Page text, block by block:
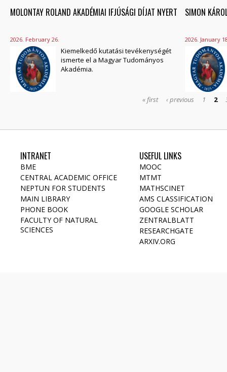
MOLONTAY ROLAND AKADÉMIAI IFJÚSÁGI DÍJAT NYERT
2026. February 26.
Kiemelkedő kutatási tevékenységét
ismerte el a Magyar Tudományos
Akadémia.
SIMON
2026. January
« first ‹ previous 1 2
INTRANET
BME
CENTRAL ACADEMIC OFFICE
NEPTUN FOR STUDENTS
MAIN LIBRARY
PHONE BOOK
FACULTY OF NATURAL
SCIENCES
USEFUL LINKS
MOOC
MTMT
MATHSCINET
AMS CLASSIFICATION
GOOGLE SCHOLAR
ZENTRALBLATT
RESEARCHGATE
ARXIV.ORG